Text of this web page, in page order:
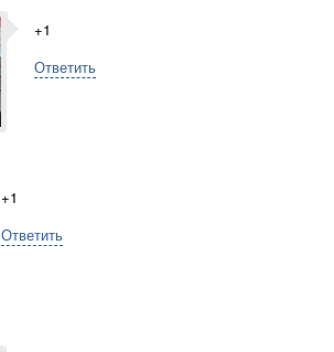
+1
Ответить
+1
Ответить